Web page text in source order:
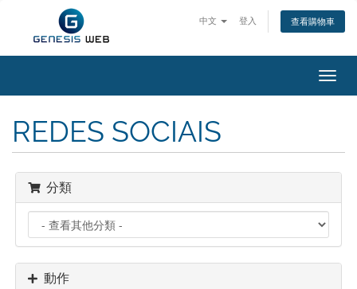
中文 登入 查看購物車
切
換
REDES SOCIAIS
分類
動作